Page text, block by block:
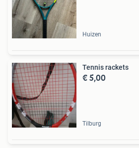
Huizen
Tennis rackets
€ 5,00
Tilburg